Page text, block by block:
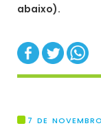
abaixo).
7 DE